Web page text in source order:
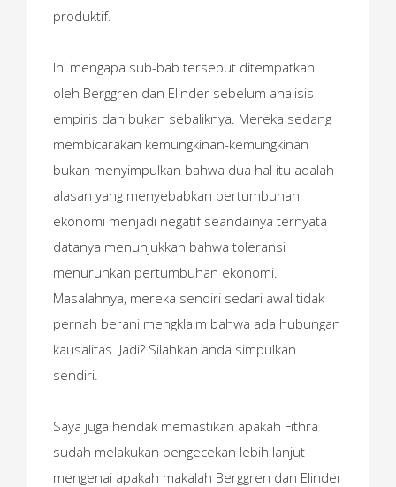
produktif.
Ini mengapa sub-bab tersebut ditempatkan
oleh Berggren dan Elinder sebelum analisis
empiris dan bukan sebaliknya. Mereka sedang
membicarakan kemungkinan-kemungkinan
bukan menyimpulkan bahwa dua hal itu adalah
alasan yang menyebabkan pertumbuhan
ekonomi menjadi negatif seandainya ternyata
datanya menunjukkan bahwa toleransi
menurunkan pertumbuhan ekonomi.
Masalahnya, mereka sendiri sedari awal tidak
pernah berani mengklaim bahwa ada hubungan
kausalitas. Jadi? Silahkan anda simpulkan
sendiri.
Saya juga hendak memastikan apakah Fithra
sudah melakukan pengecekan lebih lanjut
mengenai apakah makalah Berggren dan Elinder